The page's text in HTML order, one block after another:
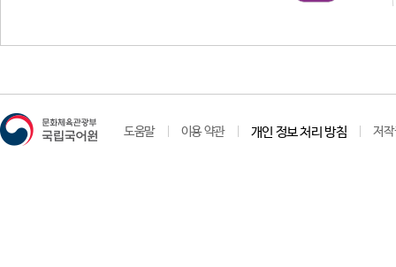
도움말 이용 약관 개인 정보 처리 방침 저